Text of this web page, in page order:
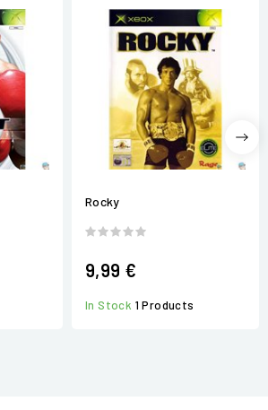
Rocky
9,99 €
In Stock 1 Products